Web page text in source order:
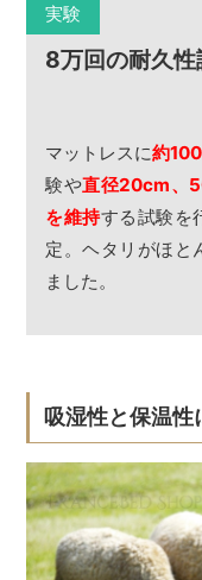
実験
8万回の耐久性
マットレスに約
験や直径20cm、
を維持する試験を
定。ヘタリがほと
ました。
吸湿性と保温性